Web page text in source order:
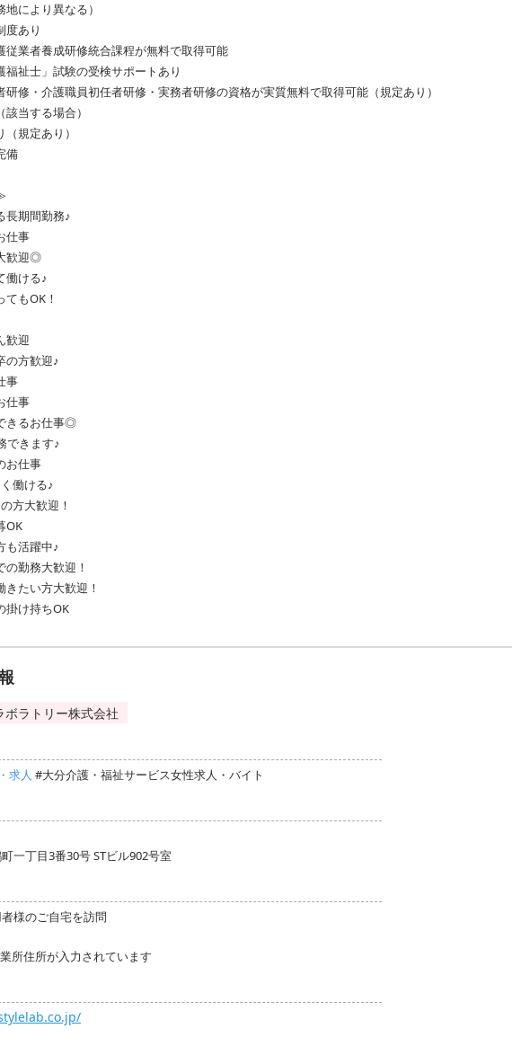
により異なる）
度あり
業者養成研修統合課程が無料で取得可能
福祉士」試験の受検サポートあり
研修・介護職員初任者研修・実務者研修の資格が実質無料で取得可能（規定あり）
当する場合）
規定あり）
備
長期間勤務♪
仕事
歓迎◎
働ける♪
てもOK！
歓迎
の方歓迎♪
事
仕事
きるお仕事◎
できます♪
お仕事
働ける♪
方大歓迎！
OK
も活躍中♪
の勤務大歓迎！
きたい方大歓迎！
掛け持ちOK
ボラトリー株式会社
求人 #大分介護・福祉サービス女性求人・バイト
一丁目3番30号 STビル902号室
様のご自宅を訪問
所住所が入力されています